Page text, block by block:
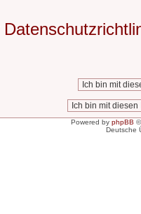
Powered by phpBB
Deutsche